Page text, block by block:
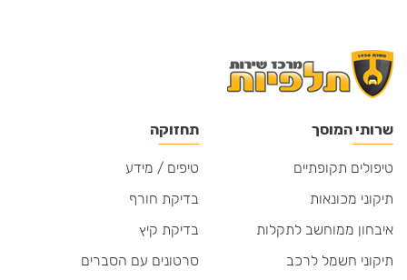
שרותי המוסך
טיפולים תקופתיים
תיקוני מכונאות
איבחון ממוחשב לתקלות
תיקוני חשמל לרכב
תחזוקה
טיפים / מידע
בדיקת חורף
בדיקת קיץ
סרטונים עם הסברים